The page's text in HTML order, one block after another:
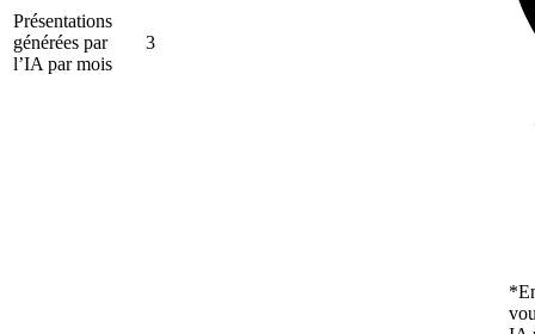
Présentations
générées par
l’IA par mois
3